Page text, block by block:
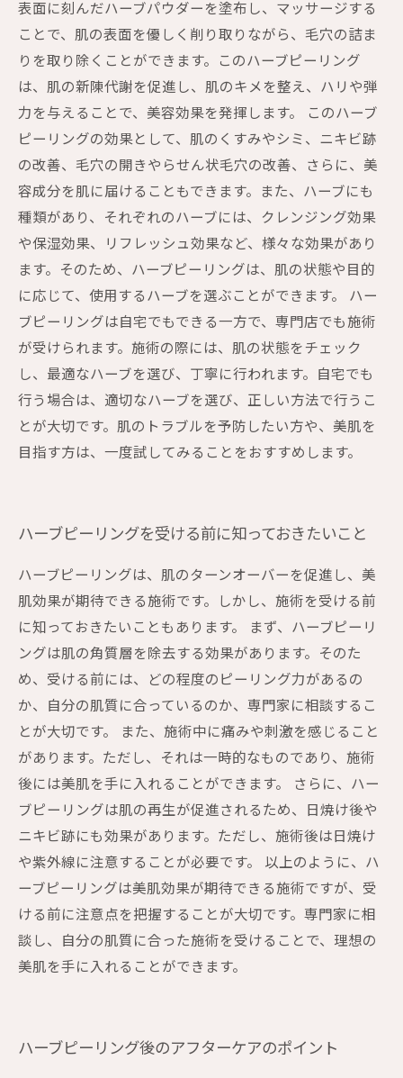
表面に刻んだハーブパウダーを塗布し、マッサージする
ことで、肌の表面を優しく削り取りながら、毛穴の詰ま
りを取り除くことができます。このハーブピーリング
は、肌の新陳代謝を促進し、肌のキメを整え、ハリや弾
力を与えることで、美容効果を発揮します。 このハーブ
ピーリングの効果として、肌のくすみやシミ、ニキビ跡
の改善、毛穴の開きやらせん状毛穴の改善、さらに、美
容成分を肌に届けることもできます。また、ハーブにも
種類があり、それぞれのハーブには、クレンジング効果
や保湿効果、リフレッシュ効果など、様々な効果があり
ます。そのため、ハーブピーリングは、肌の状態や目的
に応じて、使用するハーブを選ぶことができます。 ハー
ブピーリングは自宅でもできる一方で、専門店でも施術
が受けられます。施術の際には、肌の状態をチェック
し、最適なハーブを選び、丁寧に行われます。自宅でも
行う場合は、適切なハーブを選び、正しい方法で行うこ
とが大切です。肌のトラブルを予防したい方や、美肌を
目指す方は、一度試してみることをおすすめします。
ハーブピーリングを受ける前に知っておきたいこと
ハーブピーリングは、肌のターンオーバーを促進し、美
肌効果が期待できる施術です。しかし、施術を受ける前
に知っておきたいこともあります。 まず、ハーブピーリ
ングは肌の角質層を除去する効果があります。そのた
め、受ける前には、どの程度のピーリング力があるの
か、自分の肌質に合っているのか、専門家に相談するこ
とが大切です。 また、施術中に痛みや刺激を感じること
があります。ただし、それは一時的なものであり、施術
後には美肌を手に入れることができます。 さらに、ハー
ブピーリングは肌の再生が促進されるため、日焼け後や
ニキビ跡にも効果があります。ただし、施術後は日焼け
や紫外線に注意することが必要です。 以上のように、ハ
ーブピーリングは美肌効果が期待できる施術ですが、受
ける前に注意点を把握することが大切です。専門家に相
談し、自分の肌質に合った施術を受けることで、理想の
美肌を手に入れることができます。
ハーブピーリング後のアフターケアのポイント